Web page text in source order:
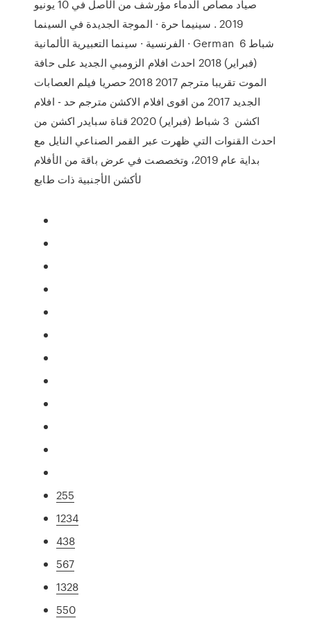
صياد مصاص الدماء مؤرشف من الأصل في 10 يونيو
2019 . سينيما حرة · الموجة الجديدة في السينما
الفرنسية · سينما التعبيرية الألمانية · German 6 شباط
(فبراير) 2018 احدث افلام الزومبي الجديد على حافة
الموت تقريبا مترجم 2017 2018 حصريا فيلم العصابات
الجديد 2017 من اقوى افلام الاكشن مترجم حد - افلام
اكشن 3 شباط (فبراير) 2020 قناة سبايدر اكشن من
احدث القنوات التي ظهرت عبر القمر الصناعي النايل مع
بداية عام 2019، وتخصصت في عرض باقة من الأفلام
255
1234
438
567
1328
550